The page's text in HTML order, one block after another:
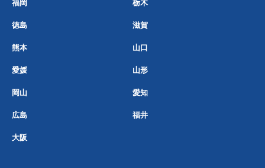
福岡 栃木
徳島 滋賀
熊本 山口
愛媛 山形
岡山 愛知
広島 福井
大阪